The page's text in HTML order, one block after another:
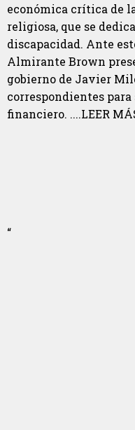
económica crítica de
religiosa, que se
discapacidad. Ante
Almirante Brown
gobierno de Javier
correspondientes
financiero. ....LEER
“